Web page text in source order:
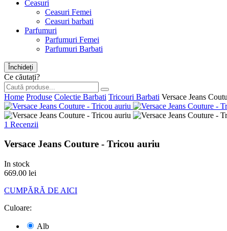
Ceasuri
Ceasuri Femei
Ceasuri barbati
Parfumuri
Parfumuri Femei
Parfumuri Barbati
Închideți
Ce căutați?
Home Produse Colectie Barbati Tricouri Barbati Versace Jeans
1 Recenzii
Versace Jeans Couture - Tricou auriu
In stock
669.00 lei
CUMPĂRĂ DE AICI
Culoare:
Alb